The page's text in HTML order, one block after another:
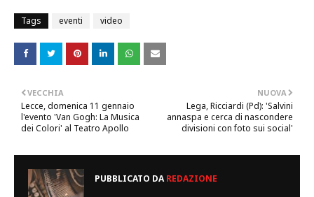
Tags eventi video
NUOVA
Lega, Ricciardi (Pd): 'Salvini
annaspa e cerca di nascondere
divisioni con foto sui social'
VECCHIA
Lecce, domenica 11 gennaio
l'evento 'Van Gogh: La Musica
dei Colori' al Teatro Apollo
PUBBLICATO DAREDAZIONE